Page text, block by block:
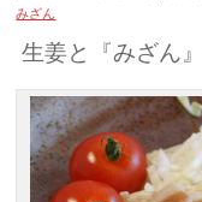
みざん
生姜と『みざん